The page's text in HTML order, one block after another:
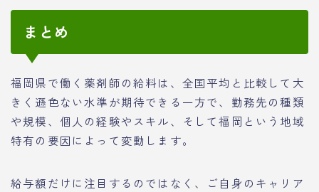
まとめ
福岡県で働く薬剤師の給料は、全国平均と比較して大
きく遜色ない水準が期待できる一方で、勤務先の種類
や規模、個人の経験やスキル、そして福岡という地域
特有の要因によって変動します。
給与額だけに注目するのではなく、ご自身のキャリア